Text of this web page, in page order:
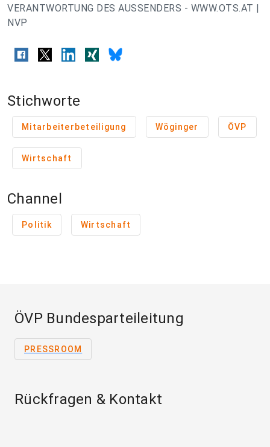
VERANTWORTUNG DES AUSSENDERS - WWW.OTS.AT |
NVP
Stichworte
Mitarbeiterbeteiligung Wöginger ÖVP
Wirtschaft
Channel
Politik Wirtschaft
ÖVP Bundesparteileitung
PRESSROOM
Rückfragen & Kontakt